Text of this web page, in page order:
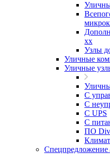
xx
Узлы
Уличные
Уличные
С
С
С UPS
С
ПО
Спецпредложение